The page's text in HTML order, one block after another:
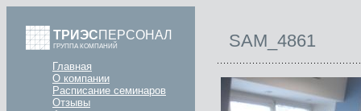
ТРИЭСПЕРСОНАЛ
ГРУППА КОМПАНИЙ
Главная
О компании
Расписание семинаров
Отзывы
SAM_4861